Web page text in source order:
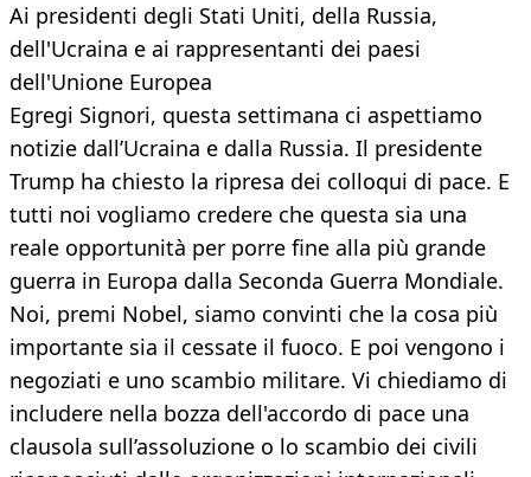
Ai presidenti degli Stati Uniti, della Russia,
dell'Ucraina e ai rappresentanti dei paesi
dell'Unione Europea
Egregi Signori, questa settimana ci aspettiamo
notizie dall’Ucraina e dalla Russia. Il presidente
Trump ha chiesto la ripresa dei colloqui di pace. E
tutti noi vogliamo credere che questa sia una
reale opportunità per porre fine alla più grande
guerra in Europa dalla Seconda Guerra Mondiale.
Noi, premi Nobel, siamo convinti che la cosa più
importante sia il cessate il fuoco. E poi vengono i
negoziati e uno scambio militare. Vi chiediamo di
includere nella bozza dell'accordo di pace una
clausola sull’assoluzione o lo scambio dei civili